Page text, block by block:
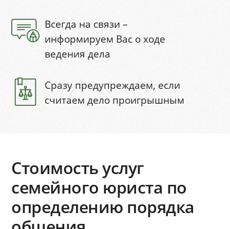
Всегда на связи –
информируем Вас о ходе
ведения дела
Сразу предупреждаем, если
считаем дело проигрышным
Стоимость услуг
семейного юриста по
определению порядка